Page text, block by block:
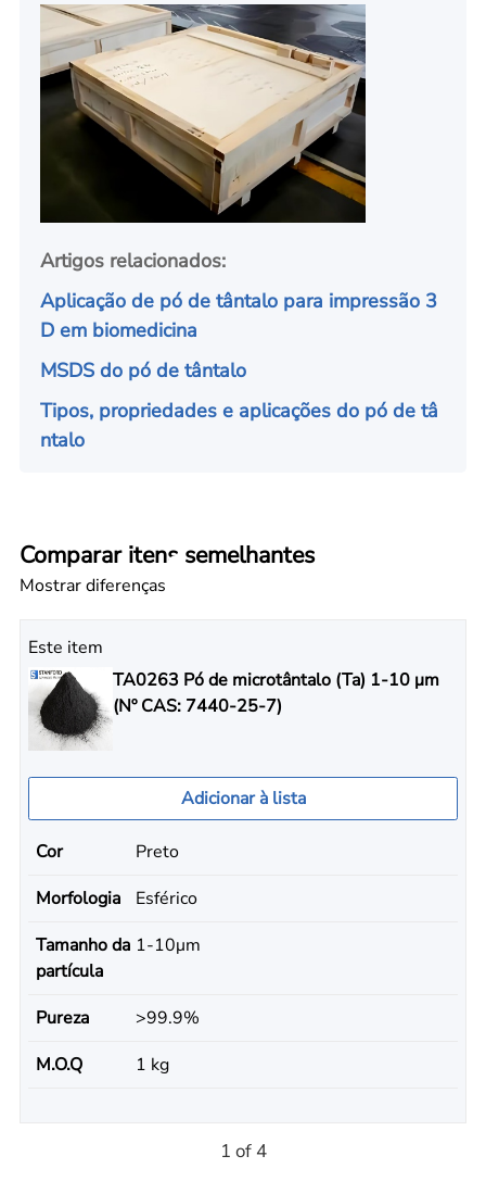
Artigos relacionados:
Aplicação de pó de tântalo para impressão 3
D em biomedicina
MSDS do pó de tântalo
Tipos, propriedades e aplicações do pó de tâ
ntalo
Comparar itens semelhantes
Mostrar diferenças
Este item
TA0263 Pó de microtântalo (Ta) 1-10 μm
(Nº CAS: 7440-25-7)
Adicionar à lista
Cor
Preto
Morfologia
Esférico
Tamanho da
partícula
1-10μm
Pureza
>99.9%
M.O.Q
1 kg
1 of 4